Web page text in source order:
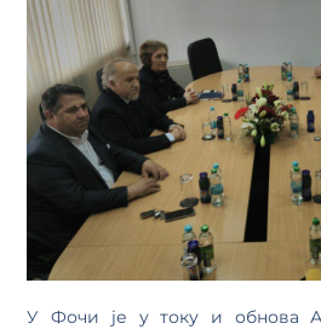
У Фочи је у току и обнова